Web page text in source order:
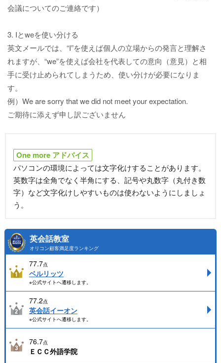
会議についてのご連絡です）
3. Iとweを使い分ける
英文メールでは、“I”を使えば個人の立場からの発言と理解さ
れますが、“we”を使えば会社を代表しての意向（意見）と相
手に受け止められてしまうため、使い分けが必要になりま
す。
例）We are sorry that we did not meet your expectation.
ご期待に添えず申し訳ございません
One more アドバイス
パソコンの環境によっては文字化けすることがあります。
英数字は全角でなく半角にする、記号や丸数字（丸付き数
字）など文字化けしやすいものは使わないようにしましょ
う。
英会話教室
オリコン顧客満足度ランキング
77.7点
ベルリッツ
※公式サイトへ遷移します。
77.2点
英会話イーオン
※公式サイトへ遷移します。
76.7点
ＥＣＣ外語学院